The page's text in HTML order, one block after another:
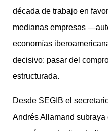
década de trabajo en
medianas empresas
economías
decisivo: pasar del
estructurada.
Desde SEGIB el
Andrés Allamand subraya